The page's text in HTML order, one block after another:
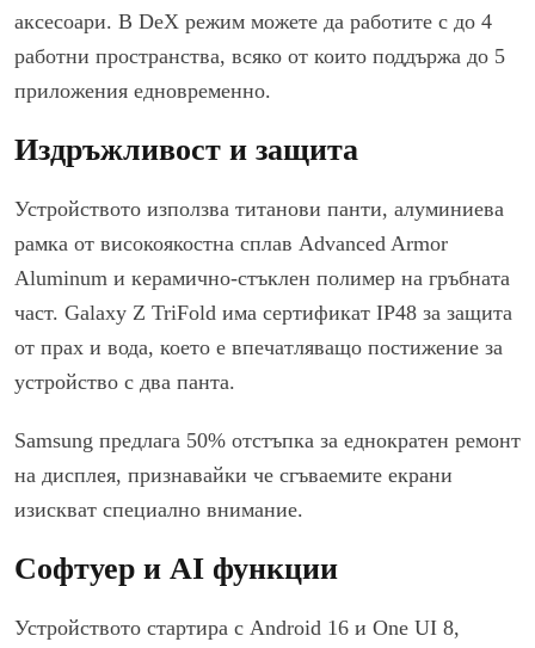
аксесоари. В DeX режим можете да работите с до 4
работни пространства, всяко от които поддържа до 5
приложения едновременно.
Издръжливост и защита
Устройството използва титанови панти, алуминиева
рамка от високоякостна сплав Advanced Armor
Aluminum и керамично-стъклен полимер на гръбната
част. Galaxy Z TriFold има сертификат IP48 за защита
от прах и вода, което е впечатляващо постижение за
устройство с два панта.
Samsung предлага 50% отстъпка за еднократен ремонт
на дисплея, признавайки че сгъваемите екрани
изискват специално внимание.
Софтуер и AI функции
Устройството стартира с Android 16 и One UI 8,